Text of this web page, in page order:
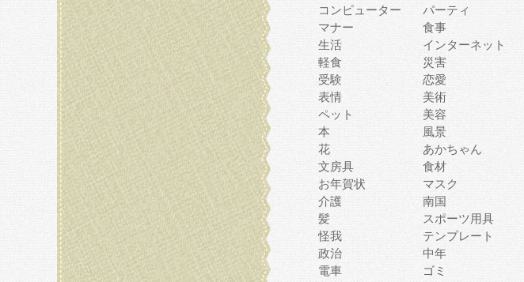
コンピューター
パーティ
マナー
食事
生活
インターネット
軽食
災害
受験
恋愛
表情
美術
ペット
美容
本
風景
花
あかちゃん
文房具
食材
お年賀状
マスク
介護
南国
髪
スポーツ用具
怪我
テンプレート
政治
中年
電車
ゴミ